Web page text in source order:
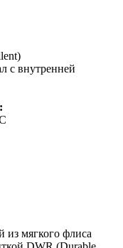
с внутренней
из мягкого флиса